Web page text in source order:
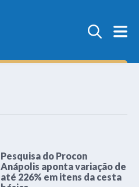
Pesquisa do Procon
Anápolis aponta variação de
até 226% em itens da cesta